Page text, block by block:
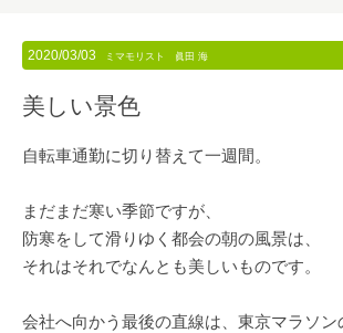
2020/03/03 ミマモリスト 眞田 海
美しい景色
自転車通勤に切り替えて一週間。
まだまだ寒い季節ですが、
防寒をして滑りゆく都会の朝の風景は、
それはそれでなんとも美しいものです。
会社へ向かう最後の直線は、東京マラソ